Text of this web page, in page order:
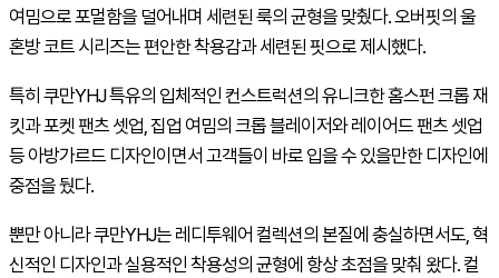
여밈으로 포멀함을 덜어내며 세련된 룩의 균형을 맞췄다. 오버핏의 울
혼방 코트 시리즈는 편안한 착용감과 세련된 핏으로 제시했다.
특히 쿠만YHJ 특유의 입체적인 컨스트럭션의 유니크한 홈스펀 크롭 재
킷과 포켓 팬츠 셋업, 집업 여밈의 크롭 블레이저와 레이어드 팬츠 셋업
등 아방가르드 디자인이면서 고객들이 바로 입을 수 있을만한 디자인에
중점을 뒀다.
뿐만 아니라 쿠만YHJ는 레디투웨어 컬렉션의 본질에 충실하면서도, 혁
신적인 디자인과 실용적인 착용성의 균형에 항상 초점을 맞춰 왔다. 컬